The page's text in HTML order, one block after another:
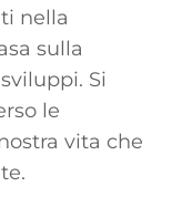
nella
sulla
Si
le
vita che